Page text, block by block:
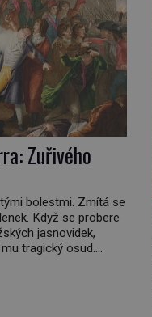
Zuřivého
bolestmi. Zmítá se
Když se probere
jasnovidek,
tragický osud.